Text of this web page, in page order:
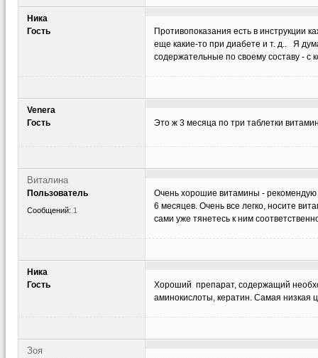
Ника
Гость
Противопоказания есть в инструкции
еще какие-то при диабете и т. д.. Я
содержательные по своему составу - с
Venera
Гость
Это ж 3 месяца по три таблетки
Виталина
Пользователь
Сообщений: 1
Очень хорошие витамины -
6 месяцев. Очень все легко, носите
сами уже тянетесь к ним
Ника
Гость
Хороший препарат, содержащий
аминокислоты, кератин. Самая низкая
Зоя